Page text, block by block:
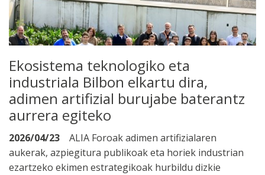
Ekosistema teknologiko eta
industriala Bilbon elkartu dira,
adimen artifizial burujabe baterantz
aurrera egiteko
2026/04/23
ALIA Foroak adimen artifizialaren
aukerak, azpiegitura publikoak eta horiek industrian
ezartzeko ekimen estrategikoak hurbildu dizkie